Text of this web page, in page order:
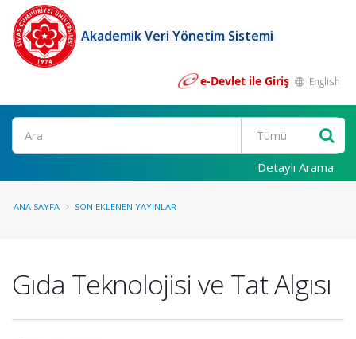
Akademik Veri Yönetim Sistemi
e-Devlet ile Giriş English
Ara
Detaylı Arama
ANA SAYFA SON EKLENEN YAYINLAR
Gıda Teknolojisi ve Tat Algısı